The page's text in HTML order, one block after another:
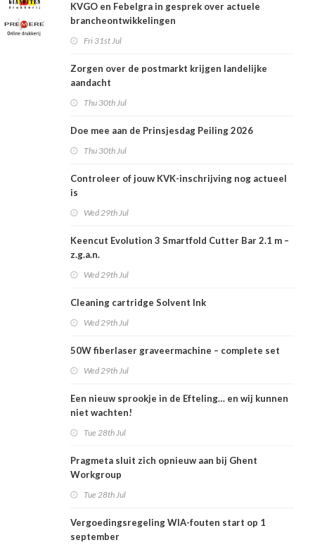
KVGO en Febelgra in gesprek over actuele
brancheontwikkelingen
Fri 31st Jul
Zorgen over de postmarkt krijgen landelijke
aandacht
Thu 30th Jul
Doe mee aan de Prinsjesdag Peiling 2026
Thu 30th Jul
Controleer of jouw KVK-inschrijving nog actueel
is
Wed 29th Jul
Keencut Evolution 3 Smartfold Cutter Bar 2.1 m –
z.g.a.n.
Wed 29th Jul
Cleaning cartridge Solvent Ink
Wed 29th Jul
50W fiberlaser graveermachine – complete set
Wed 29th Jul
Een nieuw sprookje in de Efteling… en wij kunnen
niet wachten!
Tue 28th Jul
Pragmeta sluit zich opnieuw aan bij Ghent
Workgroup
Tue 28th Jul
Vergoedingsregeling WIA-fouten start op 1
september